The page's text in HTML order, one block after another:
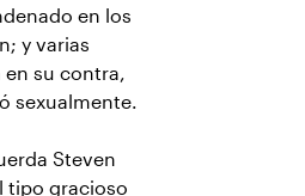
en los
y varias
en su contra,
sexualmente.
Steven
tipo gracioso